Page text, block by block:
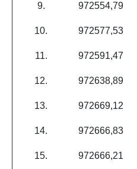
9. 972554,79
10. 972577,53
11. 972591,47
12. 972638,89
13. 972669,12
14. 972666,83
15. 972666,21